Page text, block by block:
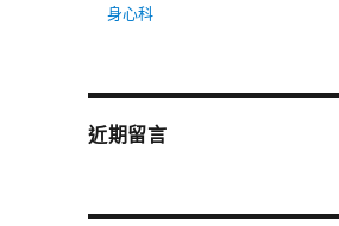
身心科
近期留言